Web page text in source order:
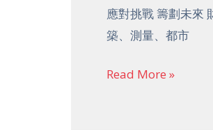
應對挑戰 籌劃未來
築、測量、都市
議
員
應
Read More »